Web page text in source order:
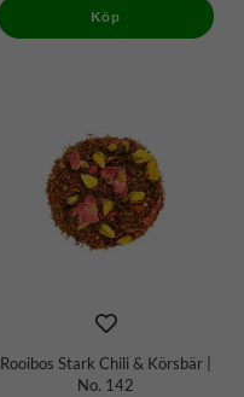
Köp
Rooibos Stark Chili & Körsbär |
No. 142